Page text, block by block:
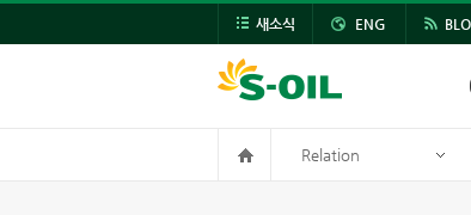
새소식 ENG
Relation